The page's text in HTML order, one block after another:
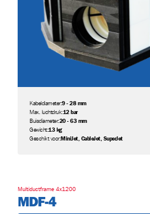
Kabeldiameter:9 - 28 mm
Max. luchtdruk:12 bar
Buisdiameter:20 - 63 mm
Gewicht:13 kg
Geschikt voor:MiniJet, CableJet, SuperJet
Multiductframe 4x1200
MDF-4